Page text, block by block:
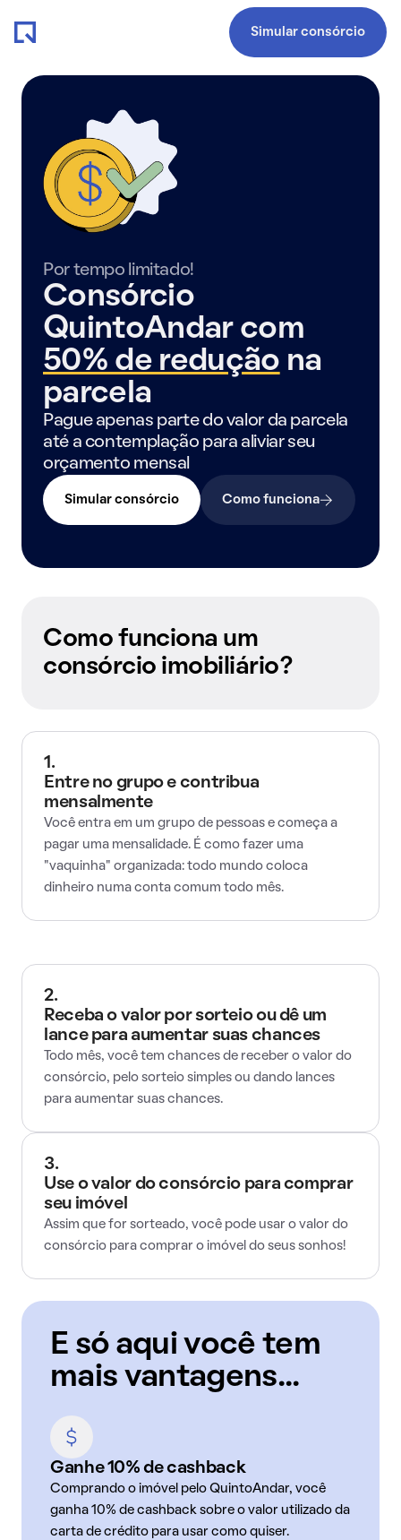
Simular consórcio
Por tempo limitado!
Consórcio
QuintoAndar com
50% de redução na
parcela
Pague apenas parte do valor da parcela
até a contemplação para aliviar seu
orçamento mensal
Simular consórcio Como funciona
Como funciona um
consórcio imobiliário?
1.
Entre no grupo e contribua
mensalmente
Você entra em um grupo de pessoas e começa a
pagar uma mensalidade. É como fazer uma
"vaquinha" organizada: todo mundo coloca
dinheiro numa conta comum todo mês.
2.
Receba o valor por sorteio ou dê um
lance para aumentar suas chances
Todo mês, você tem chances de receber o valor do
consórcio, pelo sorteio simples ou dando lances
para aumentar suas chances.
3.
Use o valor do consórcio para comprar
seu imóvel
Assim que for sorteado, você pode usar o valor do
consórcio para comprar o imóvel do seus sonhos!
E só aqui você tem
mais vantagens...
Ganhe 10% de cashback
Comprando o imóvel pelo QuintoAndar, você
ganha 10% de cashback sobre o valor utilizado da
carta de crédito para usar como quiser.